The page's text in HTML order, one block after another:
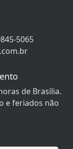
5065
de Brasília.
e feriados não